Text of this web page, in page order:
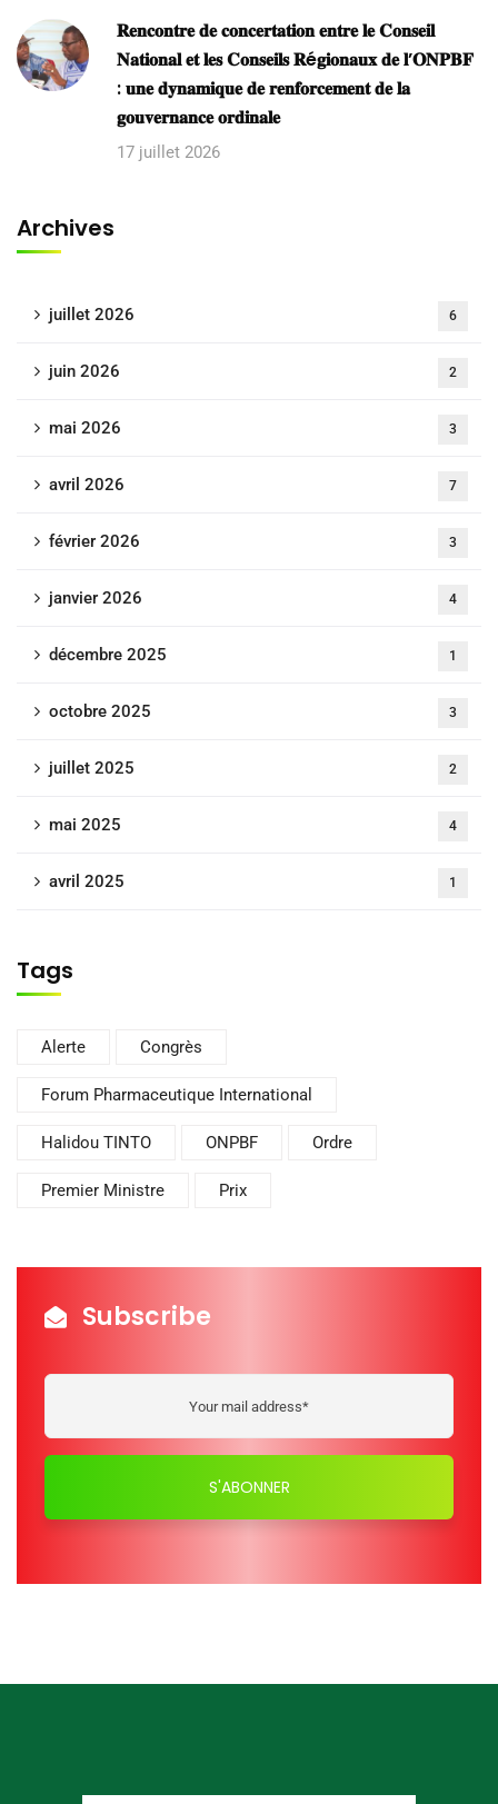
𝐑𝐞𝐧𝐜𝐨𝐧𝐭𝐫𝐞 𝐝𝐞 𝐜𝐨𝐧𝐜𝐞𝐫𝐭𝐚𝐭𝐢𝐨𝐧 𝐞𝐧𝐭𝐫𝐞 𝐥𝐞 𝐂𝐨𝐧𝐬𝐞𝐢𝐥
𝐍𝐚𝐭𝐢𝐨𝐧𝐚𝐥 𝐞𝐭 𝐥𝐞𝐬 𝐂𝐨𝐧𝐬𝐞𝐢𝐥𝐬 𝐑é𝐠𝐢𝐨𝐧𝐚𝐮𝐱 𝐝𝐞 𝐥’𝐎𝐍𝐏𝐁𝐅
: 𝐮𝐧𝐞 𝐝𝐲𝐧𝐚𝐦𝐢𝐪𝐮𝐞 𝐝𝐞 𝐫𝐞𝐧𝐟𝐨𝐫𝐜𝐞𝐦𝐞𝐧𝐭 𝐝𝐞 𝐥𝐚
𝐠𝐨𝐮𝐯𝐞𝐫𝐧𝐚𝐧𝐜𝐞 𝐨𝐫𝐝𝐢𝐧𝐚𝐥𝐞
17 juillet 2026
Archives
juillet 2026 6
juin 2026 2
mai 2026 3
avril 2026 7
février 2026 3
janvier 2026 4
décembre 2025 1
octobre 2025 3
juillet 2025 2
mai 2025 4
avril 2025 1
Tags
Alerte Congrès
Forum Pharmaceutique International
Halidou TINTO ONPBF Ordre
Premier Ministre Prix
Subscribe